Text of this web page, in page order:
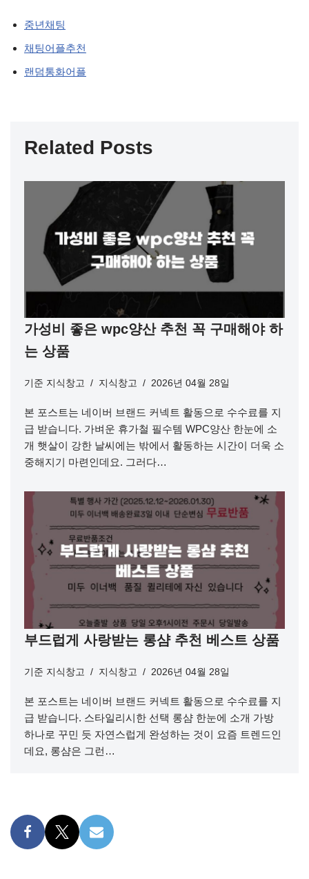
중년채팅
채팅어플추천
랜덤통화어플
Related Posts
가성비 좋은 wpc양산 추천 꼭 구매해야 하
는 상품
기준 지식창고 지식창고 2026년 04월 28일
본 포스트는 네이버 브랜드 커넥트 활동으로 수수료를 지
급 받습니다. 가벼운 휴가철 필수템 WPC양산 한눈에 소
개 햇살이 강한 날씨에는 밖에서 활동하는 시간이 더욱 소
중해지기 마련인데요. 그러다…
부드럽게 사랑받는 롱샴 추천 베스트 상품
기준 지식창고 지식창고 2026년 04월 28일
본 포스트는 네이버 브랜드 커넥트 활동으로 수수료를 지
급 받습니다. 스타일리시한 선택 롱샴 한눈에 소개 가방
하나로 꾸민 듯 자연스럽게 완성하는 것이 요즘 트렌드인
데요, 롱샴은 그런…